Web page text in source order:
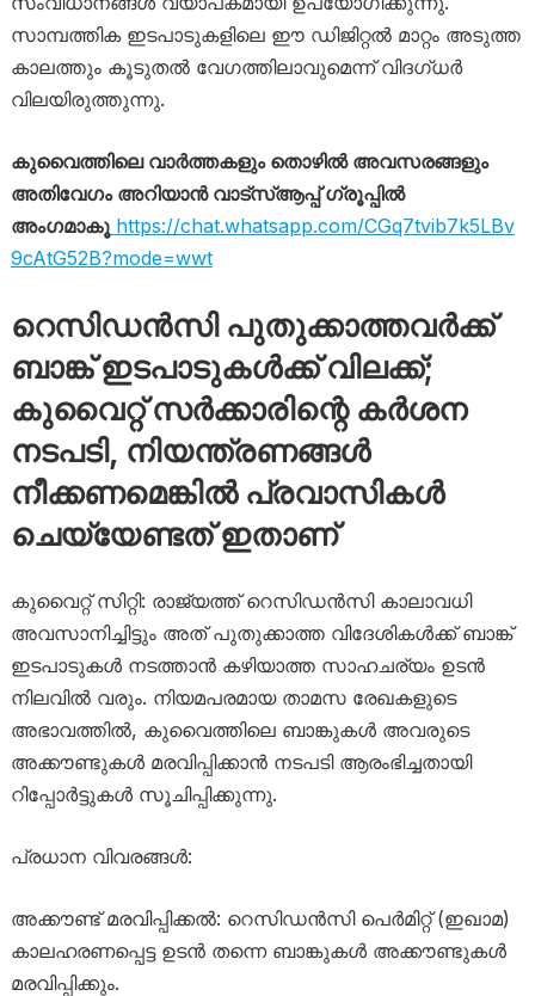
സാമ്പത്തിക ഇടപാടുകളിലെ ഈ ഡിജിറ്റൽ മാറ്റം അടുത്ത
കാലത്തും കൂടുതൽ വേഗത്തിലാവുമെന്ന് വിദഗ്ധർ
വിലയിരുത്തുന്നു.
കുവൈത്തിലെ വാർത്തകളും തൊഴിൽ അവസരങ്ങളും
അതിവേഗം അറിയാൻ വാട്സ്ആപ്പ് ഗ്രൂപ്പിൽ
അംഗമാകൂhttps://chat.whatsapp.com/CGq7tvib7k5LBv
9cAtG52B?mode=wwt
റെസിഡൻസി പുതുക്കാത്തവർക്ക്
ബാങ്ക് ഇടപാടുകൾക്ക് വിലക്ക്;
കുവൈറ്റ് സർക്കാരിന്റെ കർശന
നടപടി, നിയന്ത്രണങ്ങൾ
നീക്കണമെങ്കിൽ പ്രവാസികൾ
ചെയ്യേണ്ടത് ഇതാണ്
കുവൈറ്റ് സിറ്റി: രാജ്യത്ത് റെസിഡൻസി കാലാവധി
അവസാനിച്ചിട്ടും അത് പുതുക്കാത്ത വിദേശികൾക്ക് ബാങ്ക്
ഇടപാടുകൾ നടത്താൻ കഴിയാത്ത സാഹചര്യം ഉടൻ
നിലവിൽ വരും. നിയമപരമായ താമസ രേഖകളുടെ
അഭാവത്തിൽ, കുവൈത്തിലെ ബാങ്കുകൾ അവരുടെ
അക്കൗണ്ടുകൾ മരവിപ്പിക്കാൻ നടപടി ആരംഭിച്ചതായി
റിപ്പോർട്ടുകൾ സൂചിപ്പിക്കുന്നു.
പ്രധാന വിവരങ്ങൾ:
അക്കൗണ്ട് മരവിപ്പിക്കൽ: റെസിഡൻസി പെർമിറ്റ് (ഇഖാമ)
കാലഹരണപ്പെട്ട ഉടൻ തന്നെ ബാങ്കുകൾ അക്കൗണ്ടുകൾ
മരവിപ്പിക്കും.